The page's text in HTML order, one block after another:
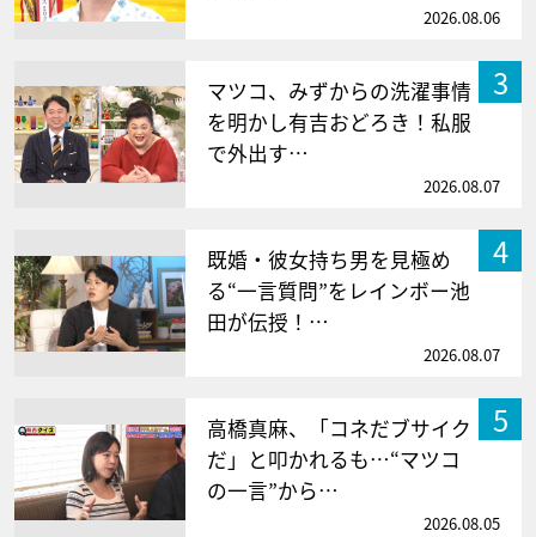
2026.08.06
3
マツコ、みずからの洗濯事情
を明かし有吉おどろき！私服
で外出す…
2026.08.07
4
既婚・彼女持ち男を見極め
る“一言質問”をレインボー池
田が伝授！…
2026.08.07
5
高橋真麻、「コネだブサイク
だ」と叩かれるも…“マツコ
の一言”から…
2026.08.05